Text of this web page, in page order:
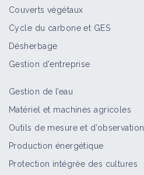
Couverts végétaux
Cycle du carbone et GES
Désherbage
Gestion d'entreprise
Gestion de l’eau
Matériel et machines agricoles
Outils de mesure et d’observation
Production énergétique
Protection intégrée des cultures